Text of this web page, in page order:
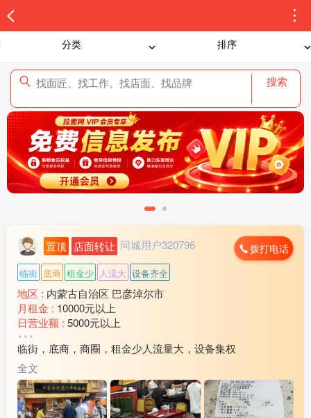
分类 排序
搜索
置顶 店面转让 同城用户320796 拨打电话
临街 底商 租金少 人流大 设备齐全
地区 : 内蒙古自治区 巴彦淖尔市
月租金 : 10000元以上
日营业额 : 5000元以上
转让费 :
水电费 :1500元以上
外卖情况 :
店面面积 :240㎡ (平米)
周边环境 :学校 小区 商超 公园 市场 其他
店内设施 :水电 燃气 电视 空调 电话 WIFI 齐全
临街，底商，商圈，租金少人流量大，设备集权
全文